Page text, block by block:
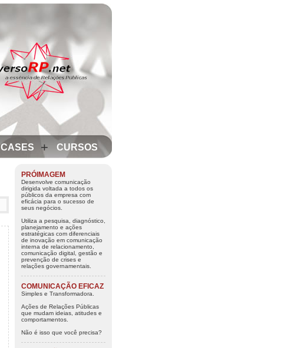
CASES + CURSOS
PRÓIMAGEM
Desenvolve comunicação
dirigida voltada a todos os
públicos da empresa com
eficácia para o sucesso de
seus negócios.
Utiliza a pesquisa, diagnóstico,
planejamento e ações
estratégicas com diferenciais
de inovação em comunicação
interna de relacionamento,
comunicação digital, gestão e
prevenção de crises e
relações governamentais.
COMUNICAÇÃO EFICAZ
Simples e Transformadora.
Ações de Relações Públicas
que mudam ideias, atitudes e
comportamentos.
Não é isso que você precisa?